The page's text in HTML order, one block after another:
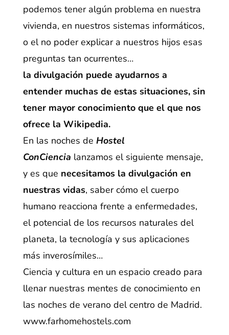
podemos tener algún problema en nuestra
vivienda, en nuestros sistemas informáticos,
o el no poder explicar a nuestros hijos esas
preguntas tan ocurrentes…
la divulgación puede ayudarnos a
entender muchas de estas situaciones, sin
tener mayor conocimiento que el que nos
ofrece la Wikipedia.
En las noches de Hostel
ConCiencia lanzamos el siguiente mensaje,
y es que necesitamos la divulgación en
nuestras vidas, saber cómo el cuerpo
humano reacciona frente a enfermedades,
el potencial de los recursos naturales del
planeta, la tecnología y sus aplicaciones
más inverosímiles…
Ciencia y cultura en un espacio creado para
llenar nuestras mentes de conocimiento en
las noches de verano del centro de Madrid.
www.farhomehostels.com